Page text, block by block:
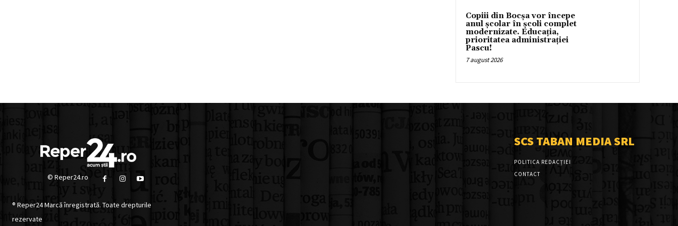
Copiii din Bocșa vor începe
anul școlar în școli complet
modernizate. Educația,
prioritatea administrației
Pascu!
7 august 2026
© Reper24.ro
® Reper24 Marcă înregistrată. Toate drepturile
rezervate
SCS TABAN MEDIA SRL
POLITICA REDACȚIEI
CONTACT